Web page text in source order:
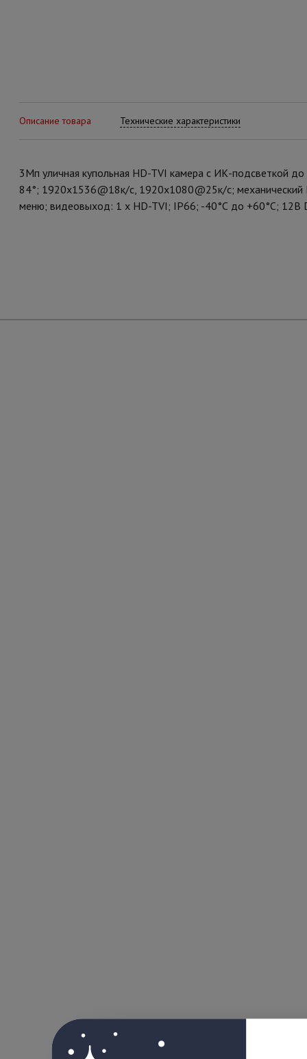
Описание товара Технические характеристики
3Мп уличная купольная HD-TVI камера с ИК-подсветкой
84°; 1920x1536@18к/с, 1920x1080@25к/с;
меню; видеовыход: 1 х HD-TVI; IP66; -40°С до +60°С; 12В